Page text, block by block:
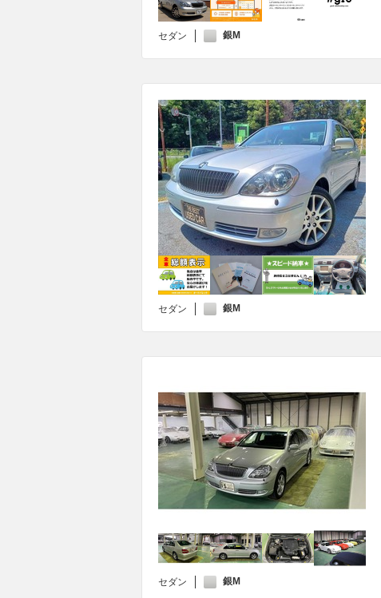
セダン 銀M
セダン 銀M
セダン 銀M